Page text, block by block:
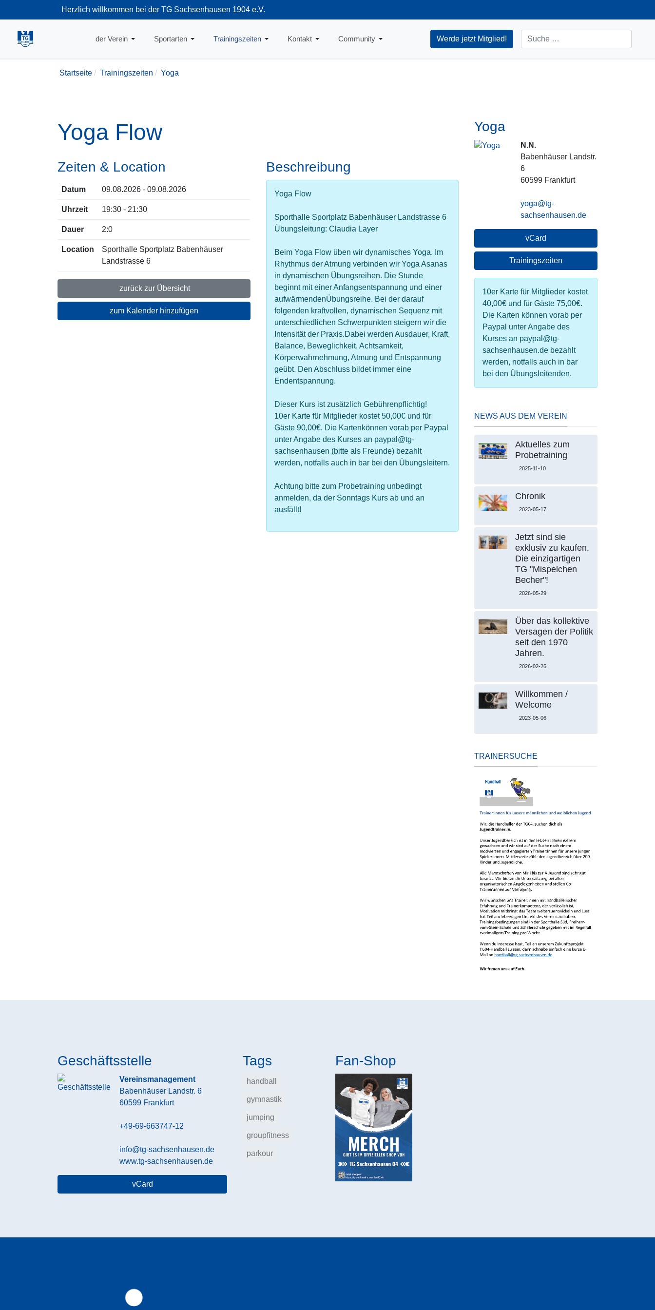
Herzlich willkommen bei der TG Sachsenhausen 1904 e.V.
+49-69-66374712
der Verein Sportarten Trainingszeiten Kontakt Community Werde jetzt Mitglied! Suchen
Startseite Trainingszeiten Yoga
Yoga Flow
Zeiten & Location
Datum 09.08.2026 - 09.08.2026
Uhrzeit 19:30 - 21:30
Dauer 2:0
Location
Sporthalle Sportplatz Babenhäuser
Landstrasse 6
zurück zur Übersicht
zum Kalender hinzufügen
Beschreibung
Yoga Flow
Sporthalle Sportplatz Babenhäuser Landstrasse 6
Übungsleitung: Claudia Layer
Beim Yoga Flow üben wir dynamisches Yoga. Im
Rhythmus der Atmung verbinden wir Yoga Asanas
in dynamischen Übungsreihen. Die Stunde
beginnt mit einer Anfangsentspannung und einer
aufwärmendenÜbungsreihe. Bei der darauf
folgenden kraftvollen, dynamischen Sequenz mit
unterschiedlichen Schwerpunkten steigern wir die
Intensität der Praxis.Dabei werden Ausdauer, Kraft,
Balance, Beweglichkeit, Achtsamkeit,
Körperwahrnehmung, Atmung und Entspannung
geübt. Den Abschluss bildet immer eine
Endentspannung.
Dieser Kurs ist zusätzlich Gebührenpflichtig!
10er Karte für Mitglieder kostet 50,00€ und für
Gäste 90,00€. Die Kartenkönnen vorab per Paypal
unter Angabe des Kurses an paypal@tg-
sachsenhausen (bitte als Freunde) bezahlt
werden, notfalls auch in bar bei den Übungsleitern.
Achtung bitte zum Probetraining unbedingt
anmelden, da der Sonntags Kurs ab und an
ausfällt!
Yoga
N.N.
Babenhäuser Landstr.
6
60599 Frankfurt
yoga@tg-
sachsenhausen.de
vCard
Trainingszeiten
10er Karte für Mitglieder kostet
40,00€ und für Gäste 75,00€.
Die Karten können vorab per
Paypal unter Angabe des
Kurses an paypal@tg-
sachsenhausen.de bezahlt
werden, notfalls auch in bar
bei den Übungsleitenden.
NEWS AUS DEM VEREIN
Aktuelles zum
Probetraining
2025-11-10
Chronik
2023-05-17
Jetzt sind sie
exklusiv zu kaufen.
Die einzigartigen
TG "Mispelchen
Becher"!
2026-05-29
Über das kollektive
Versagen der Politik
seit den 1970
Jahren.
2026-02-26
Willkommen /
Welcome
2023-05-06
TRAINERSUCHE
Geschäftsstelle
Vereinsmanagement
Babenhäuser Landstr. 6
60599 Frankfurt
+49-69-663747-12
info@tg-sachsenhausen.de
www.tg-sachsenhausen.de
vCard
Tags
handball
gymnastik
jumping
groupfitness
parkour
Fan-Shop